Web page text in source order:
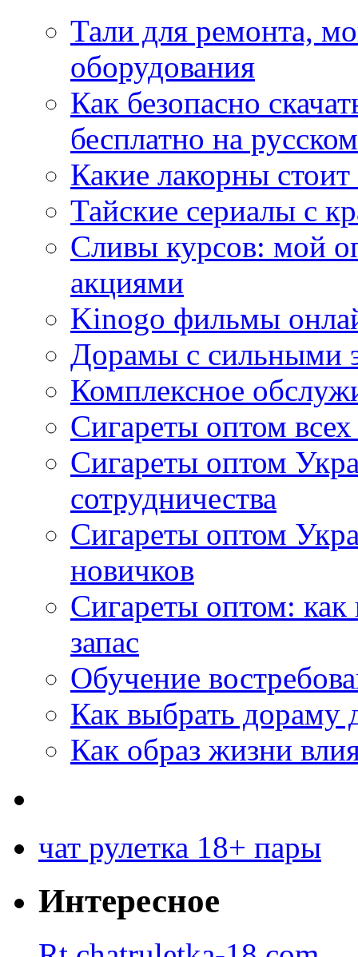
Тали для ремонта,
оборудования
Как безопасно
бесплатно на
Какие лакорны
Тайские сериалы с
Сливы курсов: мой
акциями
Kinogo фильмы
Дорамы с сильными
Комплексное
Сигареты оптом
Сигареты оптом
сотрудничества
Сигареты оптом
новичков
Сигареты оптом:
запас
Обучение
Как выбрать дораму
Как образ жизни
чат рулетка 18+ пары
Интересное